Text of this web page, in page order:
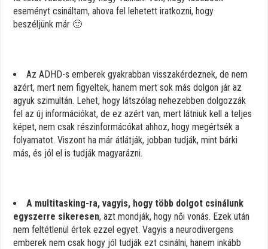
eseményt csináltam, ahova fel lehetett iratkozni, hogy
beszéljünk már 🙂
Az ADHD-s emberek gyakrabban visszakérdeznek, de nem
azért, mert nem figyeltek, hanem mert sok más dolgon jár az
agyuk szimultán. Lehet, hogy látszólag nehezebben dolgozzák
fel az új információkat, de ez azért van, mert látniuk kell a teljes
képet, nem csak részinformácókat ahhoz, hogy megértsék a
folyamatot. Viszont ha már átlátják, jobban tudják, mint bárki
más, és jól el is tudják magyarázni.
A multitasking-ra, vagyis, hogy több dolgot csinálunk
egyszerre sikeresen, azt mondják, hogy női vonás. Ezek után
nem feltétlenül értek ezzel egyet. Vagyis a neurodivergens
emberek nem csak hogy jól tudják ezt csinálni, hanem inkább